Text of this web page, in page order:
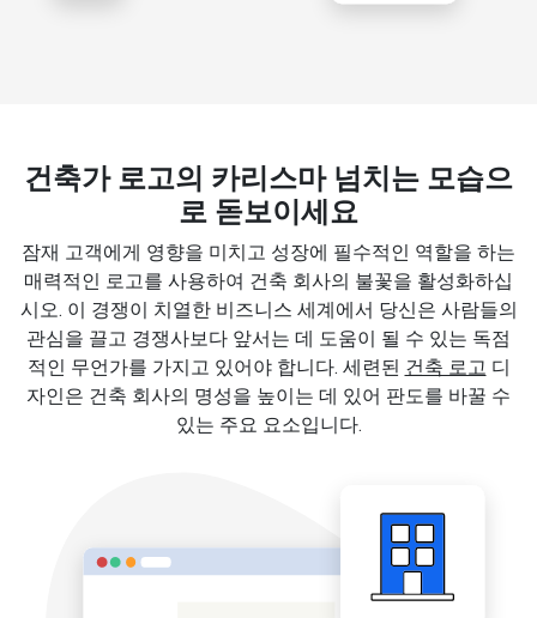
건축가 로고의 카리스마 넘치는 모습으
로 돋보이세요
잠재 고객에게 영향을 미치고 성장에 필수적인 역할을 하는
매력적인 로고를 사용하여 건축 회사의 불꽃을 활성화하십
시오. 이 경쟁이 치열한 비즈니스 세계에서 당신은 사람들의
관심을 끌고 경쟁사보다 앞서는 데 도움이 될 수 있는 독점
적인 무언가를 가지고 있어야 합니다. 세련된 건축 로고 디
자인은 건축 회사의 명성을 높이는 데 있어 판도를 바꿀 수
있는 주요 요소입니다.